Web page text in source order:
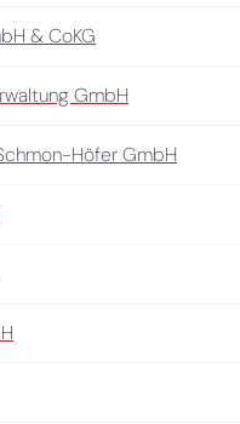
& CoKG
GmbH
Höfer GmbH